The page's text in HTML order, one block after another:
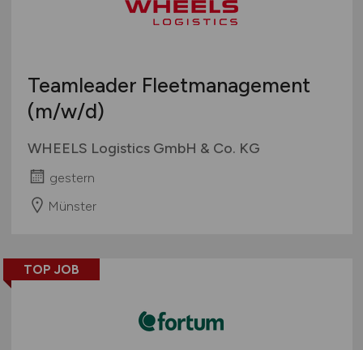
Teamleader Fleetmanagement
(m/w/d)
WHEELS Logistics GmbH & Co. KG
gestern
Münster
TOP JOB